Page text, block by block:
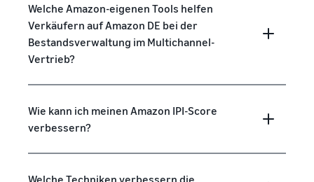
Welche Amazon-eigenen Tools helfen
Verkäufern auf Amazon DE bei der
Bestandsverwaltung im Multichannel-
Vertrieb?
Wie kann ich meinen Amazon IPI-Score
verbessern?
Welche Techniken verbessern die